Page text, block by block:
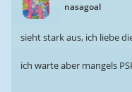
nasagoal
sieht stark aus, ich liebe
ich warte aber mangels